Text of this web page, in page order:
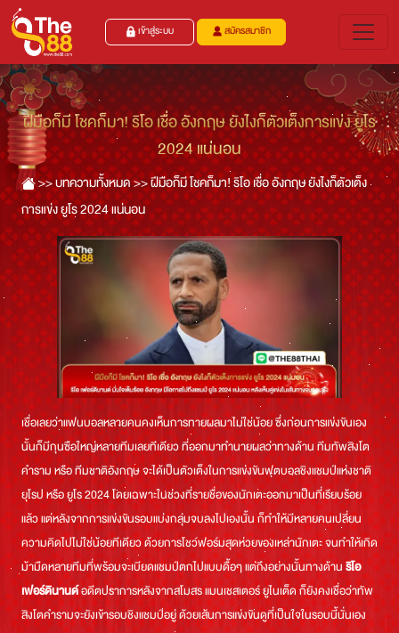
เข้าสู่ระบบ สมัครสมาชิก
ฝีมือก็มี โชคก็มา! ริโอ เชื่อ อังกฤษ ยังไงก็ตัวเต็งการแข่ง ยูโร
2024 แน่นอน
>>บทความทั้งหมด >>ฝีมือก็มี โชคก็มา! ริโอ เชื่อ อังกฤษ ยังไงก็ตัวเต็ง
การแข่ง ยูโร 2024 แน่นอน
เชื่อเลยว่าแฟนบอลหลายคนคงเห็นการทายผลมาไม่ใช่น้อย ซึ่งก่อนการแข่งขันเอง
นั้นก็มีกุนซือใหญ่หลายทีมเลยทีเดียว ที่ออกมาทำนายผลว่าทางด้าน ทีมทัพสิงโต
คำราม หรือ ทีมชาติอังกฤษ จะได้เป็นตัวเต็งในการแข่งขันฟุตบอลชิงแชมป์แห่งชาติ
ยุโรป หรือ ยูโร 2024 โดยเฉพาะในช่วงที่รายชื่อของนักเตะออกมาเป็นที่เรียบร้อย
แล้ว แต่หลังจากการแข่งขันรอบแบ่งกลุ่มจบลงไปเองนั้น ก็ทำให้มีหลายคนเปลี่ยน
ความคิดไปไม่ใช่น้อยทีเดียว ด้วยการโชว์ฟอร์มสุดห่วยของเหล่านักเตะ จนทำให้เกิด
ม้ามืดหลายทีมที่พร้อมจะเบียดแชมป์ตกไปแบบดื้อๆ แต่ถึงอย่างนั้นทางด้านริโอ
เฟอร์ดินานด์อดีตปราการหลังจากสโมสร แมนเชสเตอร์ ยูไนเต็ด ก็ยังคงเชื่อว่าทัพ
สิงโตคำรามจะยังเข้ารอบชิงแชมป์อยู่ ด้วยเส้นการแข่งขันดูที่เป็นใจในรอบนี้นั่นเอง